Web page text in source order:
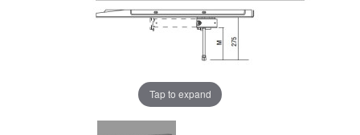
Tap to expand